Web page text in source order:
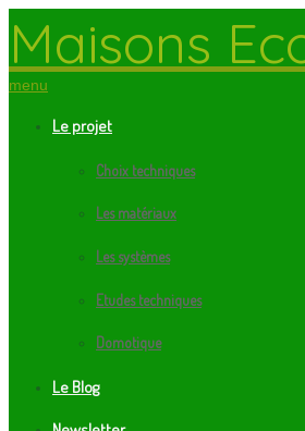
Maisons
menu
Le projet
Choix techniques
Les matériaux
Les systèmes
Etudes techniques
Domotique
Le Blog